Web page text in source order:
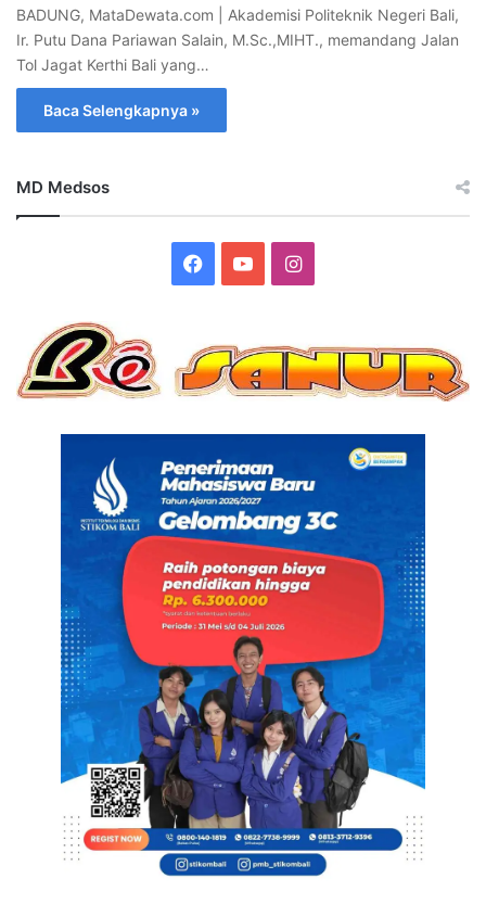
BADUNG, MataDewata.com | Akademisi Politeknik Negeri Bali,
Ir. Putu Dana Pariawan Salain, M.Sc.,MIHT., memandang Jalan
Tol Jagat Kerthi Bali yang…
Baca Selengkapnya »
MD Medsos
Facebook
YouTubeInstagram